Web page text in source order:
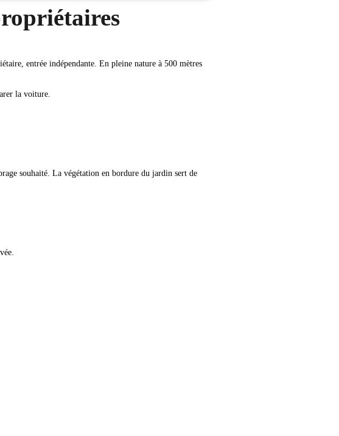
entrée indépendante. En pleine nature à 500 mètres
la voiture.
souhaité. La végétation en bordure du jardin sert de